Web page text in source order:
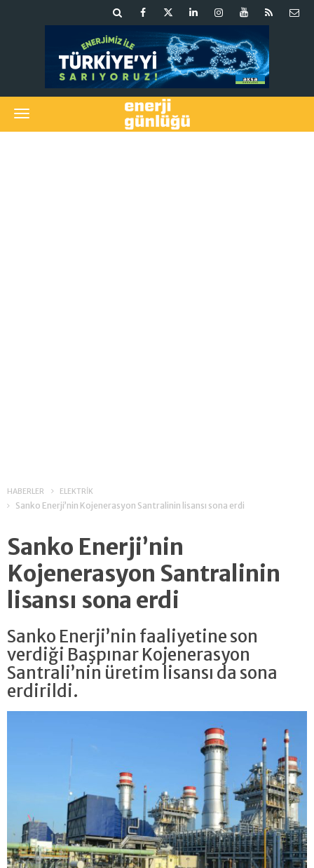
HABERLER ELEKTRİK
Sanko Enerji’nin Kojenerasyon Santralinin lisansı sona erdi
Sanko Enerji’nin
Kojenerasyon Santralinin
lisansı sona erdi
Sanko Enerji’nin faaliyetine son
verdiği Başpınar Kojenerasyon
Santrali’nin üretim lisansı da sona
erdirildi.